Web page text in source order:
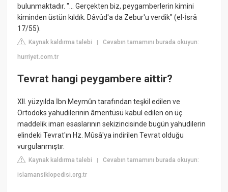
bulunmaktadır. "... Gerçekten biz, peygamberlerin kimini
kiminden üstün kıldık. Dâvûd'a da Zebur'u verdik" (el-İsrâ
17/55).
Kaynak kaldırma talebi |Cevabın tamamını burada okuyun:
hurriyet.com.tr
Tevrat hangi peygambere aittir?
XII. yüzyılda İbn Meymûn tarafından teşkil edilen ve
Ortodoks yahudilerinin âmentüsü kabul edilen on üç
maddelik iman esaslarının sekizincisinde bugün yahudilerin
elindeki Tevrat'ın Hz. Mûsâ'ya indirilen Tevrat olduğu
vurgulanmıştır.
Kaynak kaldırma talebi |Cevabın tamamını burada okuyun:
islamansiklopedisi.org.tr